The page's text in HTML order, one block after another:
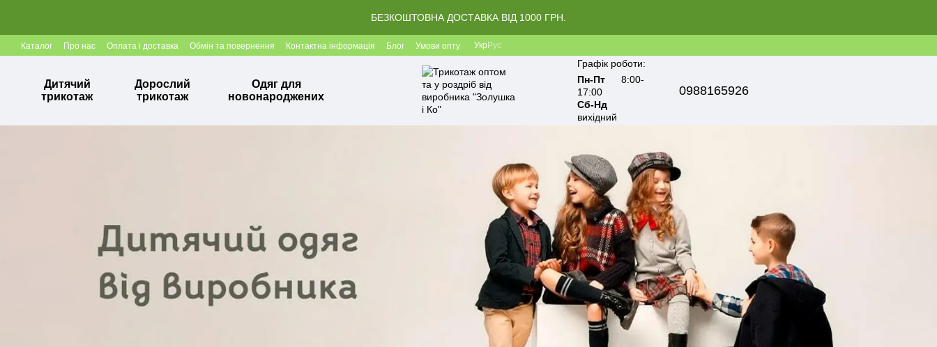
БЕЗКОШТОВНА ДОСТАВКА ВІД 1000 ГРН.
Каталог Про нас Оплата і доставка Обмін та повернення Контактна інформація Блог Умови опту Укр Рус
Дитячий
трикотаж
Дорослий
трикотаж
Одяг для
новонароджених
Графік роботи:
Пн-Пт
8:00-
17:00
Сб-Нд
вихідний
0988165926